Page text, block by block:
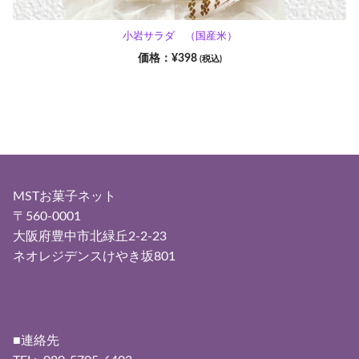
小岩サラダ （国産米）
¥398 (税込)
MSTお菓子ネット
〒560-0001
大阪府豊中市北緑丘2-2-23
ネオレジデンスけやき坂801
■連絡先